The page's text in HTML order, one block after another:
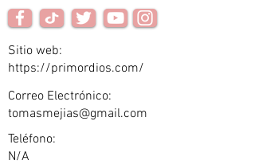
Sitio web:
https://primordios.com/
Correo Electrónico:
tomasmejias@gmail.com
Teléfono:
N/A